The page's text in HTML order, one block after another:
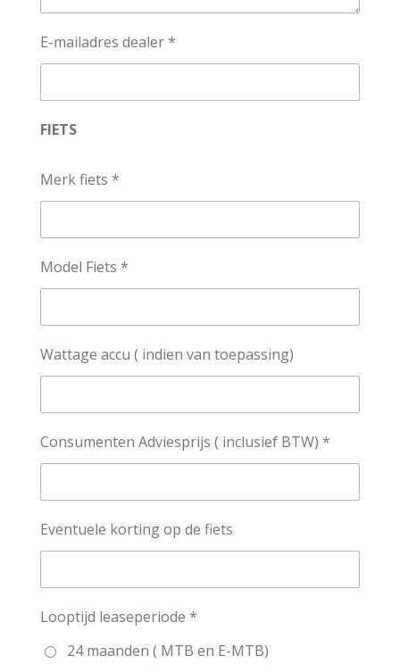
E-mailadres dealer *
FIETS
Merk fiets *
Model Fiets *
Wattage accu ( indien van toepassing)
Consumenten Adviesprijs ( inclusief BTW) *
Eventuele korting op de fiets
Looptijd leaseperiode *
24 maanden ( MTB en E-MTB)